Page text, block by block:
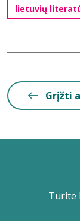
lietuvių
Grįžti
Turite